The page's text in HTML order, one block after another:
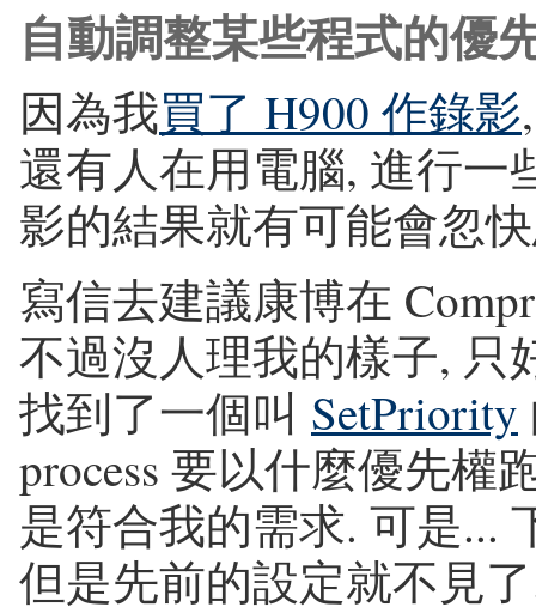
自動調整某些程式的優
因為我買了 H900 作錄影
還有人在用電腦, 進行一
影的結果就有可能會忽
寫信去建議康博在
不過沒人理我的樣子, 只
找到了一個叫 SetPriority
process 要以什麼優先權
是符合我的需求. 可是...
但是先前的設定就不見